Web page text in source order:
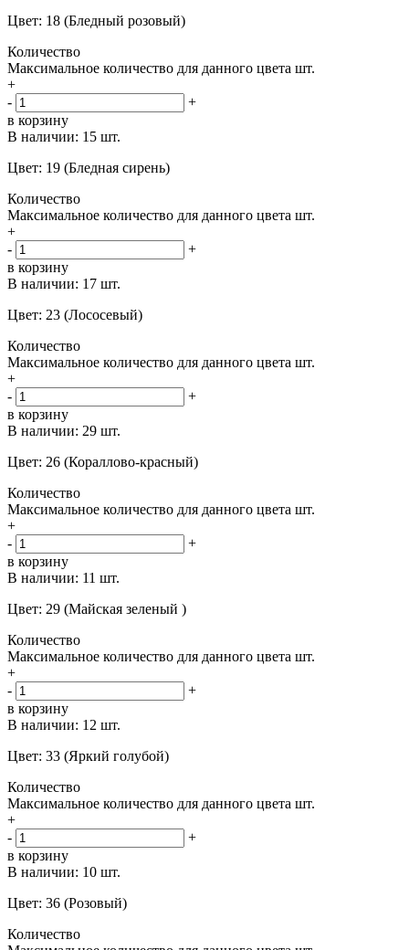
Цвет: 18 (Бледный розовый)
Количество
Максимальное количество для данного цвета шт.
+
-
+
в корзину
В наличии: 15 шт.
Цвет: 19 (Бледная сирень)
Количество
Максимальное количество для данного цвета шт.
+
-
+
в корзину
В наличии: 17 шт.
Цвет: 23 (Лососевый)
Количество
Максимальное количество для данного цвета шт.
+
-
+
в корзину
В наличии: 29 шт.
Цвет: 26 (Кораллово-красный)
Количество
Максимальное количество для данного цвета шт.
+
-
+
в корзину
В наличии: 11 шт.
Цвет: 29 (Майская зеленый )
Количество
Максимальное количество для данного цвета шт.
+
-
+
в корзину
В наличии: 12 шт.
Цвет: 33 (Яркий голубой)
Количество
Максимальное количество для данного цвета шт.
+
-
+
в корзину
В наличии: 10 шт.
Цвет: 36 (Розовый)
Количество